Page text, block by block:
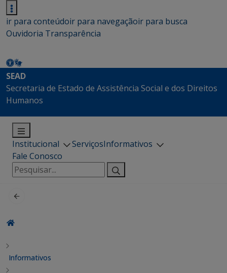
ir para conteúdoir para navegaçãoir para busca
Ouvidoria Transparência
SEAD
Secretaria de Estado de Assistência Social e dos Direitos
Humanos
Institucional ServiçosInformativos
Fale Conosco
Pesquisar
por:
Informativos